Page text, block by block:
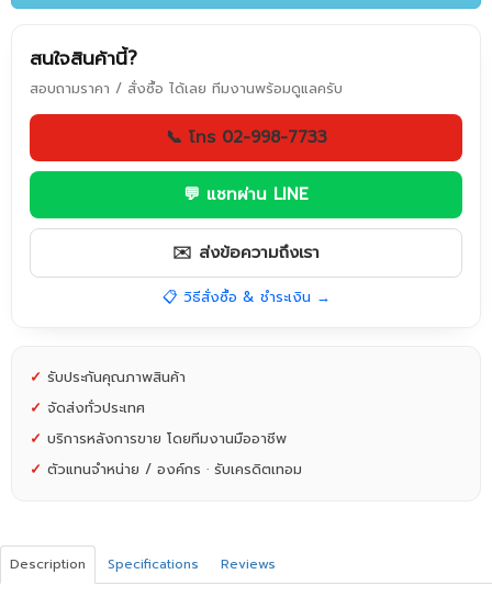
สนใจสินค้านี้?
สอบถามราคา / สั่งซื้อ ได้เลย ทีมงานพร้อมดูแลครับ
📞 โทร 02-998-7733
💬 แชทผ่าน LINE
✉️ ส่งข้อความถึงเรา
📋 วิธีสั่งซื้อ & ชำระเงิน →
✓ รับประกันคุณภาพสินค้า
✓ จัดส่งทั่วประเทศ
✓ บริการหลังการขาย โดยทีมงานมืออาชีพ
✓ ตัวแทนจำหน่าย / องค์กร · รับเครดิตเทอม
Description Specifications Reviews